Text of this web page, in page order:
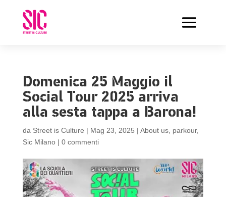
Domenica 25 Maggio il
Social Tour 2025 arriva
alla sesta tappa a Barona!
da Street is Culture | Mag 23, 2025 | About us, parkour,
Sic Milano| 0 commenti